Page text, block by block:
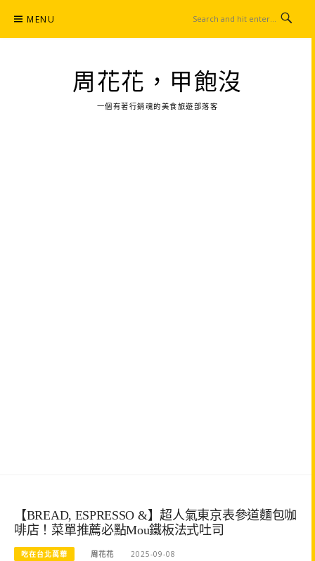
content
MENU
周花花，甲飽沒
一個有著行銷魂的美食旅遊部落客
【BREAD, ESPRESSO &】超人氣東京表參道麵包咖
啡店！菜單推薦必點Mou鐵板法式吐司
吃在台北萬華 周花花 2025-09-08